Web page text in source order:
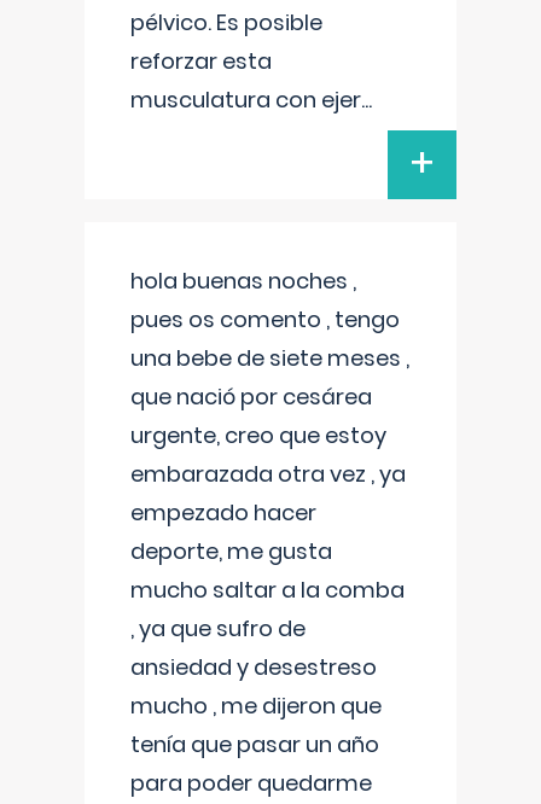
pélvico. Es posible
reforzar esta
musculatura con ejer...
+
hola buenas noches ,
pues os comento , tengo
una bebe de siete meses ,
que nació por cesárea
urgente, creo que estoy
embarazada otra vez , ya
empezado hacer
deporte, me gusta
mucho saltar a la comba
, ya que sufro de
ansiedad y desestreso
mucho , me dijeron que
tenía que pasar un año
para poder quedarme